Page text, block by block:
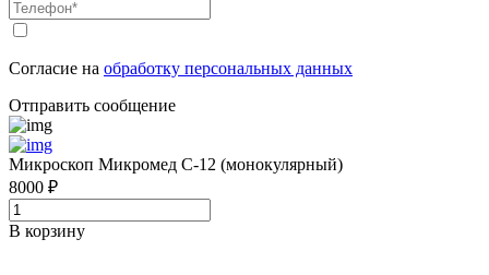
Согласие на обработку персональных данных
Отправить сообщение
Микроскоп Микромед С-12 (монокулярный)
8000 ₽
В корзину